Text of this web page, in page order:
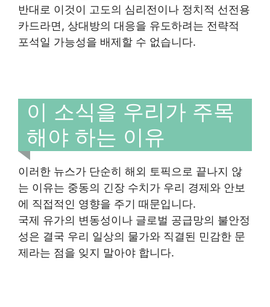
반대로 이것이 고도의 심리전이나 정치적 선전용
카드라면, 상대방의 대응을 유도하려는 전략적
포석일 가능성을 배제할 수 없습니다.
이 소식을 우리가 주목
해야 하는 이유
이러한 뉴스가 단순히 해외 토픽으로 끝나지 않
는 이유는 중동의 긴장 수치가 우리 경제와 안보
에 직접적인 영향을 주기 때문입니다.
국제 유가의 변동성이나 글로벌 공급망의 불안정
성은 결국 우리 일상의 물가와 직결된 민감한 문
제라는 점을 잊지 말아야 합니다.